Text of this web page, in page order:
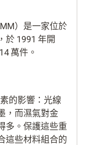
）是一家位於
於 1991 年開
萬件。
的影響：光線
，而濕氣對金
多。保護這些重
這些材料組合的